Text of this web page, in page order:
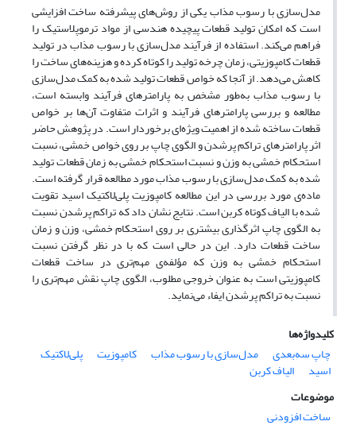
مدل‌سازی با رسوب مذاب یکی از روش‌های پیشرفته ساخت افزایشی
است که امکان تولید قطعات پیچیده هندسی از مواد ترموپلاستیک را
فراهم می‌کند. استفاده از فرآیند مدل‌سازی با رسوب مذاب در تولید
قطعات کامپوزیتی، زمان چرخه تولید را کوتاه کرده و هزینه‌های ساخت را
کاهش می‌دهد. از آنجا که خواص قطعات تولید شده به کمک مدل‌سازی
با رسوب مذاب به‌طور مشخص به پارامترهای فرآیند وابسته است،
مطالعه و بررسی پارامترهای فرآیند و اثرات متفاوت آن‌ها بر خواص
قطعات ساخته شده از اهمیت ویژه‌ای برخوردار است. در پژوهش حاضر
اثر پارامترهای تراکم پرشدن و الگوی چاپ بر روی خواص خمشی، نسبت
استحکام خمشی به وزن و نسبت استحکام خمشی به زمان قطعات تولید
شده به کمک مدل‌سازی با رسوب مذاب مورد مطالعه قرار گرفته است.
ماده‌ی مورد بررسی در این مطالعه کامپوزیت پلی‌لاکتیک اسید تقویت
شده با الیاف کوتاه کربن است. نتایج نشان داد که تراکم پرشدن نسبت
به الگوی چاپ اثرگذاری بیشتری بر روی استحکام خمشی، وزن و زمان
ساخت قطعات دارد. این در حالی است که با در نظر گرفتن نسبت
استحکام خمشی به وزن که مؤلفه‌ی مهم‌تری در ساخت قطعات
کامپوزیتی است به عنوان خروجی مطلوب، الگوی چاپ نقش مهم‌تری را
نسبت به تراکم پرشدن ایفاء می‌نماید.
کلیدواژه‌ها
چاپ سه‌بعدی
مدل‌سازی با رسوب مذاب کامپوزیت پلی‌لاکتیک
اسید
الیاف کربن
موضوعات
ساخت افزودنی